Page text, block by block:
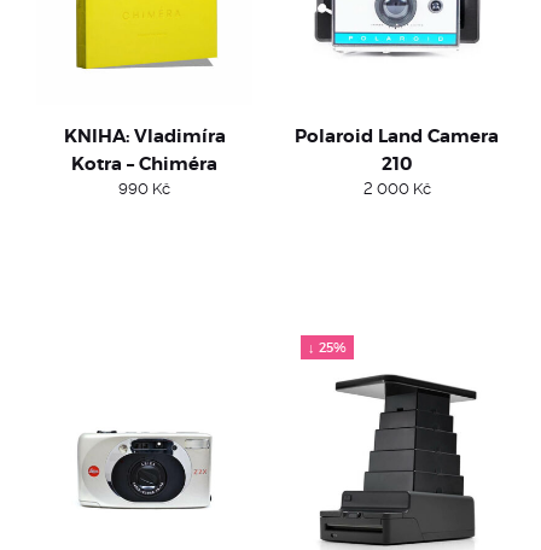
KNIHA: Vladimíra
Kotra – Chiméra
990 Kč
Polaroid Land Camera
210
2 000 Kč
↓ 25%